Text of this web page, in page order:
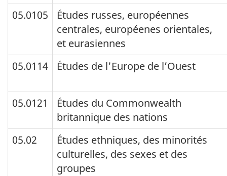
de
titre
canada
et
titre
05.0105
Études russes, européennes
centrales, européenes orientales,
et eurasiennes
05.0114
Études de l'Europe de l’Ouest
05.0121
Études du Commonwealth
britannique des nations
05.02
Études ethniques, des minorités
culturelles, des sexes et des
groupes